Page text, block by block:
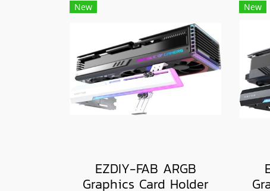
New
EZDIY-FAB ARGB
Graphics Card Holder
New